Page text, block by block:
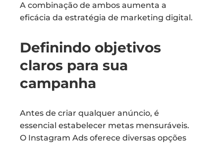
A combinação de ambos aumenta a
eficácia da estratégia de marketing digital.
Definindo objetivos
claros para sua
campanha
Antes de criar qualquer anúncio, é
essencial estabelecer metas mensuráveis.
O Instagram Ads oferece diversas opções